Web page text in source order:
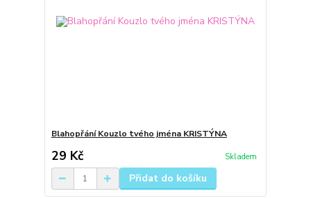
Blahopřání Kouzlo tvého jména KRISTÝNA
29 Kč Skladem
Přidat do košíku